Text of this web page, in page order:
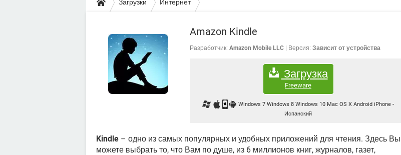
Загрузки Интернет
Amazon Kindle
Разработчик: Amazon Mobile LLC Версия: Зависит от устройства
Загрузка
Freeware
Windows 7 Windows 8 Windows 10 Mac OS X Android iPhone -
Испанский
Kindle – одно из самых популярных и удобных приложений для чтения. Здесь Вы
можете выбрать то, что Вам по душе, из 6 миллионов книг, журналов, газет,